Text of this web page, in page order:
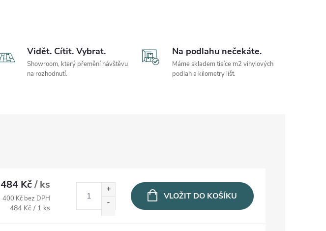
Vidět. Cítit. Vybrat.
Showroom, který přemění návštěvu
na rozhodnutí.
Na podlahu nečekáte.
Máme skladem tisíce m2 vinylových
podlah a kilometry lišt.
484 Kč/ ks
400 Kč bez DPH
Měrná cena:
484 Kč / 1 ks
VLOŽIT DO KOŠÍKU